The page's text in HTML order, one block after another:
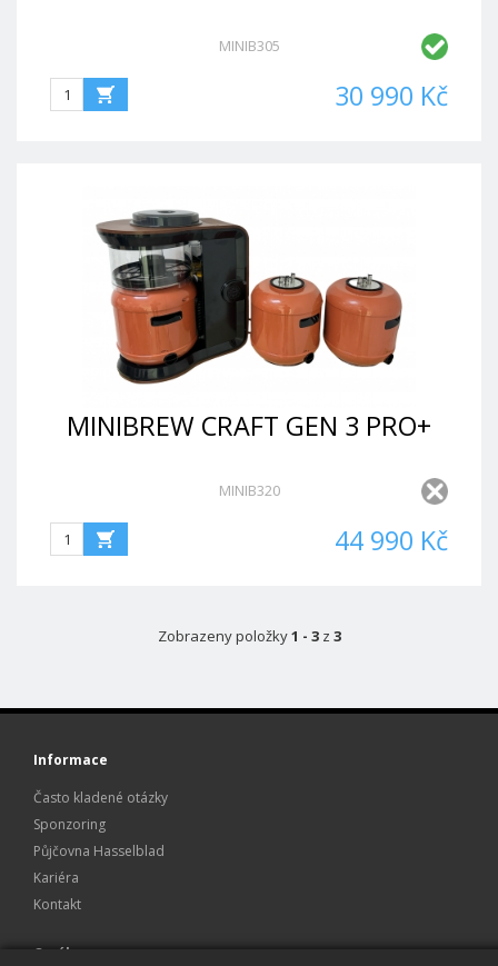
MINIB305
30 990 Kč
MINIBREW CRAFT GEN 3 PRO+
MINIB320
44 990 Kč
Zobrazeny položky1 - 3z 3
Informace
Často kladené otázky
Sponzoring
Půjčovna Hasselblad
Kariéra
Kontakt
O nákupu